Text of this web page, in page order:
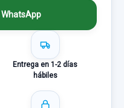
Entrega en 1-2 días
hábiles